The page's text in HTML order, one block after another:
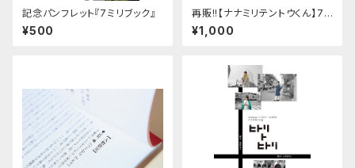
記念パンフレット『7ミリブック』
¥500
再販!!【ナナミリテントウくん】7m
illionsオリジナルハンドタオル
¥1,000